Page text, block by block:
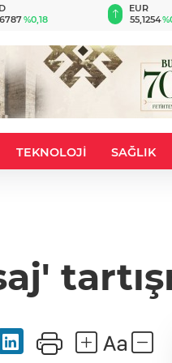
%0,18
EUR
55,1254
TEKNOLOJİ SAĞLIK